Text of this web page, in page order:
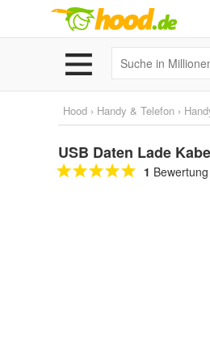
Hood › Handy & Telefon ›
USB Daten Lade
1 Bewertung